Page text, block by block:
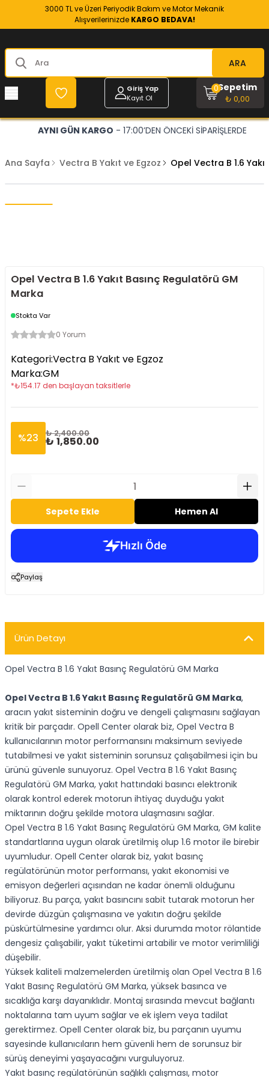
3000 TL ve Üzeri Periyodik Bakım ve Motor Mekanik
Alışverilerinizde KARGO BEDAVA!
ARA
Giriş Yap
Kayıt Ol
Sepetim
₺ 0,00
0
AYNI GÜN KARGO - 17:00’DEN ÖNCEKİ SİPARİŞLERDE
Ana Sayfa Vectra B Yakıt ve Egzoz Opel Vectra B 1.6
Opel Vectra B 1.6 Yakıt Basınç Regulatörü GM
Marka
Stokta Var
0 Yorum
Kategori:Vectra B Yakıt ve Egzoz
Marka:GM
*₺154.17 den başlayan taksitlerle
%23 ₺ 2,400.00
₺ 1,850.00
Sepete Ekle Hemen Al
Paylaş
Ürün Detayı
Opel Vectra B 1.6 Yakıt Basınç Regulatörü GM Marka
Opel Vectra B 1.6 Yakıt Basınç Regulatörü GM Marka,
aracın yakıt sisteminin doğru ve dengeli çalışmasını sağlayan
kritik bir parçadır. Opell Center olarak biz, Opel Vectra B
kullanıcılarının motor performansını maksimum seviyede
tutabilmesi ve yakıt sisteminin sorunsuz çalışabilmesi için bu
ürünü güvenle sunuyoruz. Opel Vectra B 1.6 Yakıt Basınç
Regulatörü GM Marka, yakıt hattındaki basıncı elektronik
olarak kontrol ederek motorun ihtiyaç duyduğu yakıt
miktarının doğru şekilde motora ulaşmasını sağlar.
Opel Vectra B 1.6 Yakıt Basınç Regulatörü GM Marka, GM kalite
standartlarına uygun olarak üretilmiş olup 1.6 motor ile birebir
uyumludur. Opell Center olarak biz, yakıt basınç
regülatörünün motor performansı, yakıt ekonomisi ve
emisyon değerleri açısından ne kadar önemli olduğunu
biliyoruz. Bu parça, yakıt basıncını sabit tutarak motorun her
devirde düzgün çalışmasına ve yakıtın doğru şekilde
püskürtülmesine yardımcı olur. Aksi durumda motor rölantide
dengesiz çalışabilir, yakıt tüketimi artabilir ve motor verimliliği
düşebilir.
Yüksek kaliteli malzemelerden üretilmiş olan Opel Vectra B 1.6
Yakıt Basınç Regulatörü GM Marka, yüksek basınca ve
sıcaklığa karşı dayanıklıdır. Montaj sırasında mevcut bağlantı
noktalarına tam uyum sağlar ve ek işlem veya tadilat
gerektirmez. Opell Center olarak biz, bu parçanın uyumu
sayesinde kullanıcıların hem güvenli hem de sorunsuz bir
sürüş deneyimi yaşayacağını vurguluyoruz.
Yakıt basınç regülatörünün sağlıklı çalışması, motor